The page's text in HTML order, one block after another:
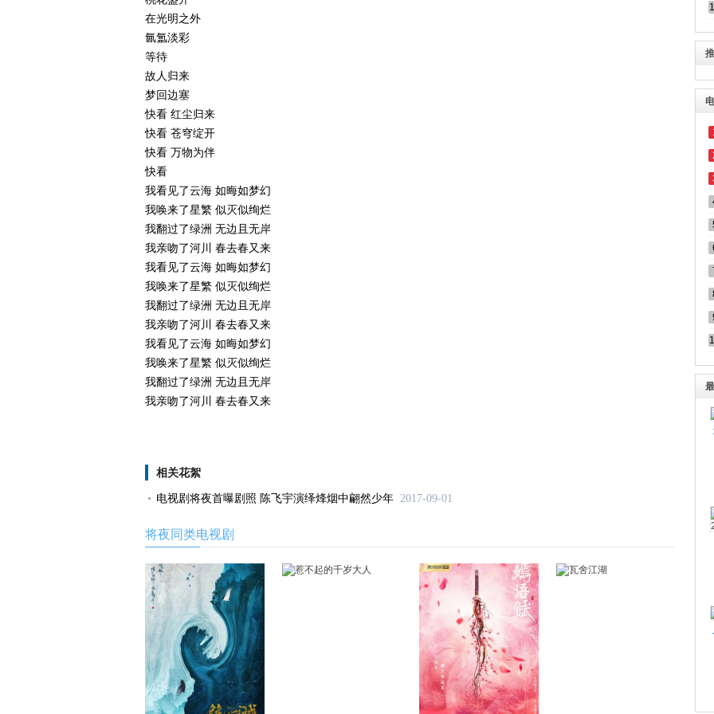
在光明之外
氤氲淡彩
等待
故人归来
梦回边塞
快看 红尘归来
快看 苍穹绽开
快看 万物为伴
快看
我看见了云海 如晦如梦幻
我唤来了星繁 似灭似绚烂
我翻过了绿洲 无边且无岸
我亲吻了河川 春去春又来
我看见了云海 如晦如梦幻
我唤来了星繁 似灭似绚烂
我翻过了绿洲 无边且无岸
我亲吻了河川 春去春又来
我看见了云海 如晦如梦幻
我唤来了星繁 似灭似绚烂
我翻过了绿洲 无边且无岸
我亲吻了河川 春去春又来
相关花絮
电视剧将夜首曝剧照 陈飞宇演绎烽烟中翩然少年 2017-09-01
将夜同类电视剧